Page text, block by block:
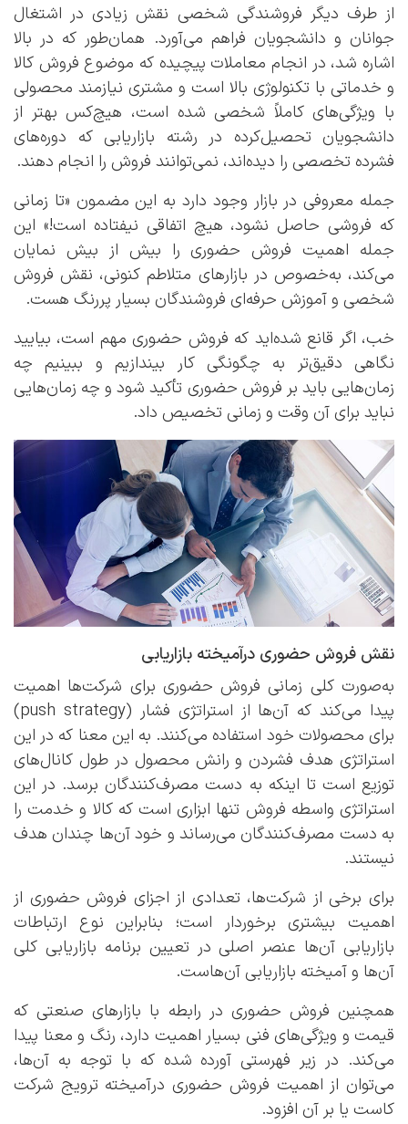
از طرف دیگر فروشندگی شخصی نقش زیادی در اشتغال
جوانان و دانشجویان فراهم می‌آورد. همان‌طور که در بالا
اشاره شد، در انجام معاملات پیچیده که موضوع فروش کالا
و خدماتی با تکنولوژی بالا است و مشتری نیازمند محصولی
با ویژگی‌های کاملاً شخصی شده است، هیچ‌کس بهتر از
دانشجویان تحصیل‌کرده در رشته بازاریابی که دوره‌های
فشرده تخصصی را دیده‌اند، نمی‌توانند فروش را انجام دهند.
جمله معروفی در بازار وجود دارد به این مضمون «تا زمانی
که فروشی حاصل نشود، هیچ اتفاقی نیفتاده است!» این
جمله اهمیت فروش حضوری را بیش از بیش نمایان
می‌کند، به‌خصوص در بازارهای متلاطم کنونی، نقش فروش
شخصی و آموزش حرفه‌ای فروشندگان بسیار پررنگ هست.
خب، اگر قانع شده‌اید که فروش حضوری مهم است، بیایید
نگاهی دقیق‌تر به چگونگی کار بیندازیم و ببینیم چه
زمان‌هایی باید بر فروش حضوری تأکید شود و چه زمان‌هایی
نباید برای آن وقت و زمانی تخصیص داد.
نقش فروش حضوری درآمیخته بازاریابی
به‌صورت کلی زمانی فروش حضوری برای شرکت‌ها اهمیت
پیدا می‌کند که آن‌ها از استراتژی فشار (push strategy)
برای محصولات خود استفاده می‌کنند. به این معنا که در این
استراتژی هدف فشردن و رانش محصول در طول کانال‌های
توزیع است تا اینکه به دست مصرف‌کنندگان برسد. در این
استراتژی واسطه فروش تنها ابزاری است که کالا و خدمت را
به دست مصرف‌کنندگان می‌رساند و خود آن‌ها چندان هدف
نیستند.
برای برخی از شرکت‌ها، تعدادی از اجزای فروش حضوری از
اهمیت بیشتری برخوردار است؛ بنابراین نوع ارتباطات
بازاریابی آن‌ها عنصر اصلی در تعیین برنامه بازاریابی کلی
آن‌ها و آمیخته بازاریابی آن‌هاست.
همچنین فروش حضوری در رابطه با بازارهای صنعتی که
قیمت و ویژگی‌های فنی بسیار اهمیت دارد، رنگ و معنا پیدا
می‌کند. در زیر فهرستی آورده شده که با توجه به آن‌ها،
می‌توان از اهمیت فروش حضوری درآمیخته ترویج شرکت
کاست یا بر آن افزود.